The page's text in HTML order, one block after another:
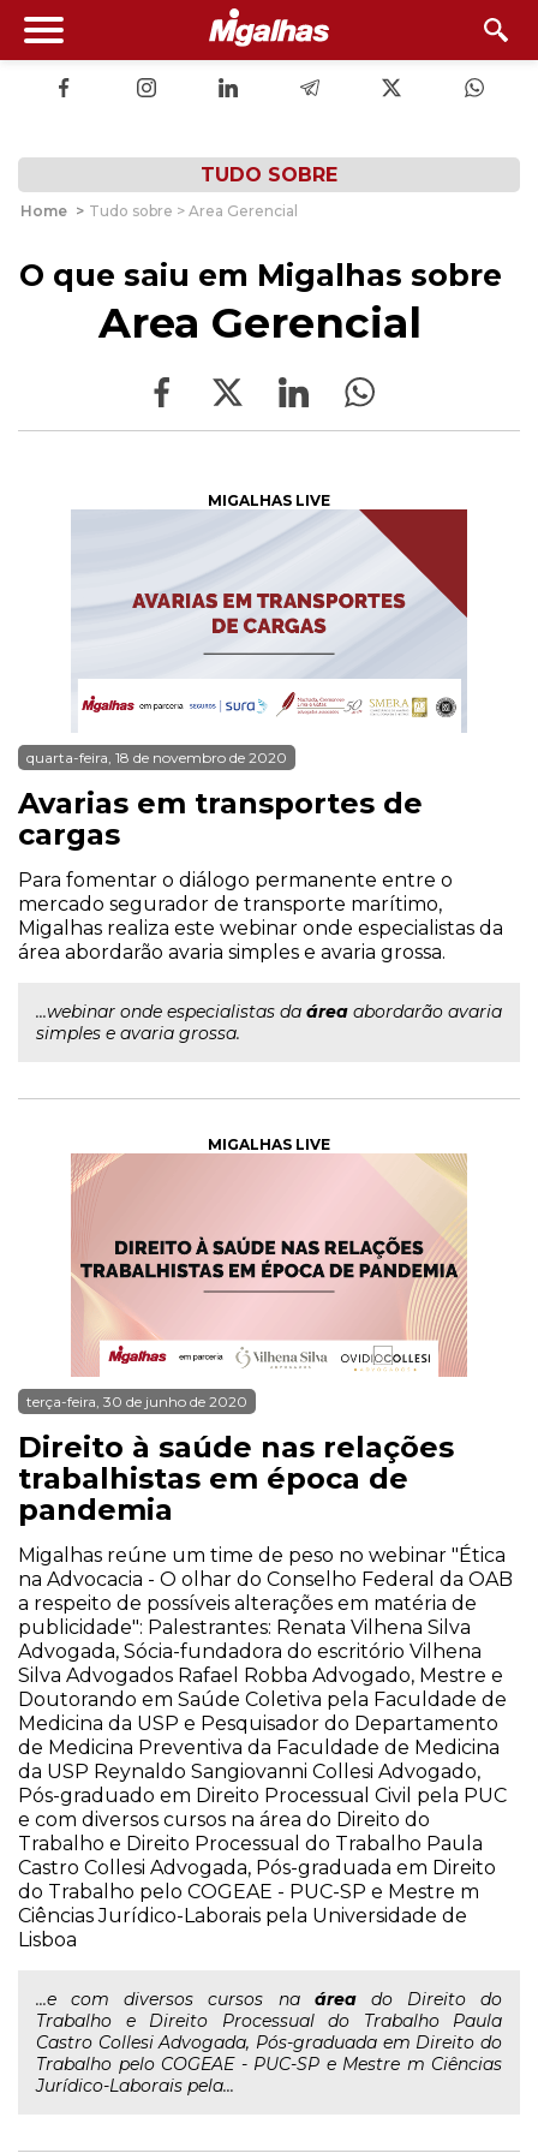
TUDO SOBRE
Home > Tudo sobre > Area Gerencial
O que saiu em Migalhas sobre
Area Gerencial
MIGALHAS LIVE
quarta-feira, 18 de novembro de 2020
Avarias em transportes de
cargas
Para fomentar o diálogo permanente entre o
mercado segurador de transporte marítimo,
Migalhas realiza este webinar onde especialistas da
área abordarão avaria simples e avaria grossa.
...webinar onde especialistas da área abordarão avaria
simples e avaria grossa.
MIGALHAS LIVE
terça-feira, 30 de junho de 2020
Direito à saúde nas relações
trabalhistas em época de
pandemia
Migalhas reúne um time de peso no webinar "Ética
na Advocacia - O olhar do Conselho Federal da OAB
a respeito de possíveis alterações em matéria de
publicidade": Palestrantes: Renata Vilhena Silva
Advogada, Sócia-fundadora do escritório Vilhena
Silva Advogados Rafael Robba Advogado, Mestre e
Doutorando em Saúde Coletiva pela Faculdade de
Medicina da USP e Pesquisador do Departamento
de Medicina Preventiva da Faculdade de Medicina
da USP Reynaldo Sangiovanni Collesi Advogado,
Pós-graduado em Direito Processual Civil pela PUC
e com diversos cursos na área do Direito do
Trabalho e Direito Processual do Trabalho Paula
Castro Collesi Advogada, Pós-graduada em Direito
do Trabalho pelo COGEAE - PUC-SP e Mestre m
Ciências Jurídico-Laborais pela Universidade de
Lisboa
...e com diversos cursos na áreado Direito do
Trabalho e Direito Processual do Trabalho Paula
Castro Collesi Advogada, Pós-graduada em Direito do
Trabalho pelo COGEAE - PUC-SP e Mestre m Ciências
Jurídico-Laborais pela...